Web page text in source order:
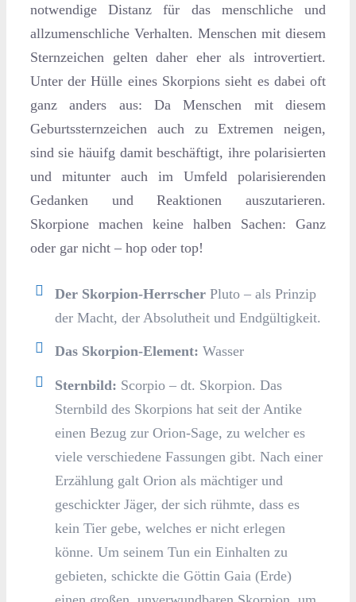
notwendige Distanz für das menschliche und
allzumenschliche Verhalten. Menschen mit diesem
Sternzeichen gelten daher eher als introvertiert.
Unter der Hülle eines Skorpions sieht es dabei oft
ganz anders aus: Da Menschen mit diesem
Geburtssternzeichen auch zu Extremen neigen,
sind sie häuifg damit beschäftigt, ihre polarisierten
und mitunter auch im Umfeld polarisierenden
Gedanken und Reaktionen auszutarieren.
Skorpione machen keine halben Sachen: Ganz
oder gar nicht – hop oder top!
Der Skorpion-Herrscher Pluto – als Prinzip
der Macht, der Absolutheit und Endgültigkeit.
Das Skorpion-Element: Wasser
Sternbild: Scorpio – dt. Skorpion. Das
Sternbild des Skorpions hat seit der Antike
einen Bezug zur Orion-Sage, zu welcher es
viele verschiedene Fassungen gibt. Nach einer
Erzählung galt Orion als mächtiger und
geschickter Jäger, der sich rühmte, dass es
kein Tier gebe, welches er nicht erlegen
könne. Um seinem Tun ein Einhalten zu
gebieten, schickte die Göttin Gaia (Erde)